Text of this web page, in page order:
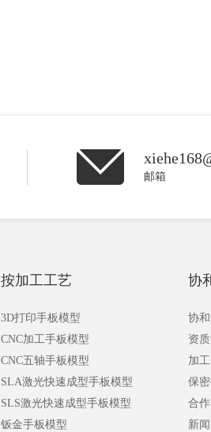
邮箱
按加工工艺
3D打印手板模型
CNC加工手板模型
CNC五轴手板模型
SLA激光快速成型手板模型
SLS激光快速成型手板模型
钣金手板模型
协
协
资
加
保
合
新